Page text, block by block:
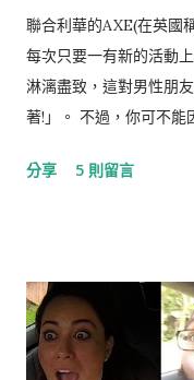
聯合利華的AXE(在英國
每次只要一有新的活動
淋漓盡致，這對男性朋
著!」。 不過，你可不能
力一流，更可堪稱業界
分享 5 則留言